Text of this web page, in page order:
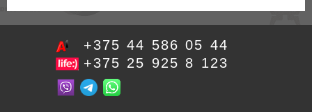
+375 44 586 05 44
+375 25 925 8 123